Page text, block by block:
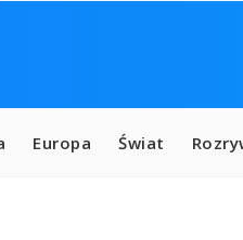
Europa Świat